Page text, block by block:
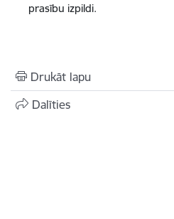
prasību izpildi.
Drukāt lapu
Dalīties